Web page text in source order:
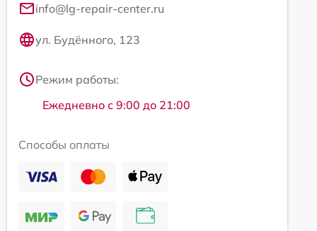
info@lg-repair-center.ru
ул. Будённого, 123
Режим работы:
Ежедневно с 9:00 до 21:00
Способы оплаты